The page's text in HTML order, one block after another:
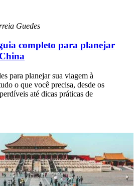
Guedes
completo para planejar
para planejar sua viagem à
o que você precisa, desde os
até dicas práticas de